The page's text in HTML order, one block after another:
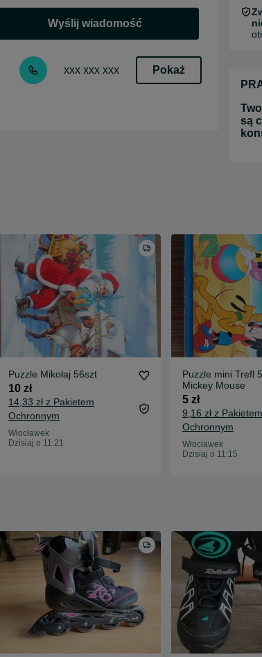
Wyślij wiadomość
xxx xxx xxx Pokaż
są
Puzzle Mikołaj 56szt
10 zł
14,33 zł z Pakietem
Ochronnym
Włocławek
Dzisiaj o 11:21
Puzzle mini Trefl
Mickey Mouse
5 zł
9,16 zł z Pakietem
Ochronnym
Włocławek
Dzisiaj o 11:15